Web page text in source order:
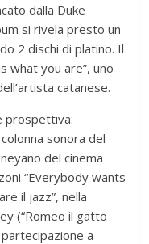
dalla Duke
si rivela presto un
2 dischi di platino. Il
what you are”, uno
catanese.
prospettiva:
sonora del
del cinema
“Everybody wants
il jazz”, nella
(“Romeo il gatto
partecipazione a